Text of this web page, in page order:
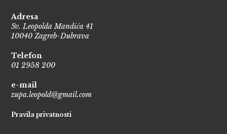
Adresa
Sv. Leopolda Mandića 41
10040 Zagreb-Dubrava
Telefon
01 2958 200
e-mail
zupa.leopold@gmail.com
Pravila privatnosti